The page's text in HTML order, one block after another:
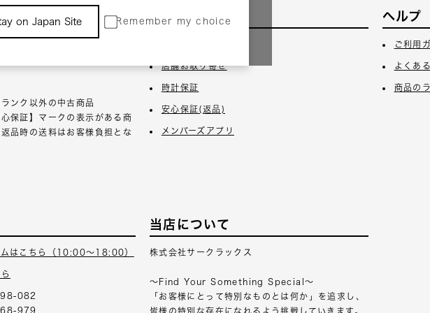
on Japan Site Remember my choice
ンク以外の中古商品
保証】マークの表示がある商
品時の送料はお客様負担とな
サービス
店舗お取り寄せ
時計保証
安心保証(返品)
メンバーズアプリ
ヘルプ
ご利用
よくあ
商品の
ムはこちら（10:00～18:00）
082
979
当店について
株式会社サークラックス
～Find Your Something Special～
「お客様にとって特別なものとは何か」を追求し、
皆様の特別な存在になれるよう挑戦していきます。